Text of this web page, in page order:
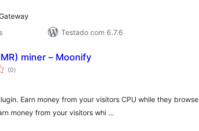
Testado com 6.7.6
miner – Moonify
(0total
de
)
Earn money from your visitors CPU while they browse
money from your visitors whi …